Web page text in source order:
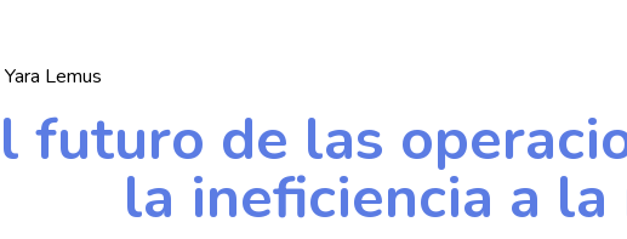
Yara Lemus
futuro de las
la ineficiencia a